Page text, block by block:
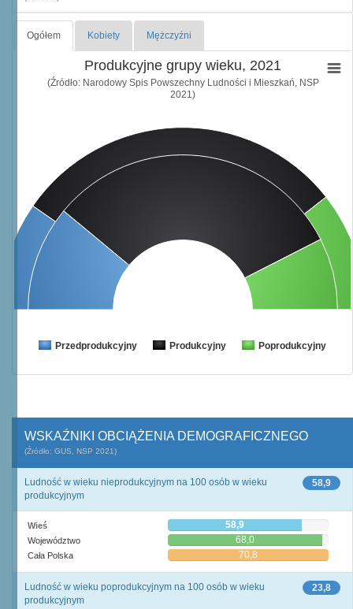
Ogółem Kobiety Mężczyźni
Produkcyjne grupy wieku, 2021
(Źródło: Narodowy Spis Powszechny Ludności i Mieszkań, NSP
2021)
Przedprodukcyjny Produkcyjny Poprodukcyjny
WSKAŹNIKI OBCIĄŻENIA DEMOGRAFICZNEGO
(Źródło: GUS, NSP 2021)
58,9
Ludność w wieku nieprodukcyjnym na 100 osób w wieku
produkcyjnym
Wieś 58,9
Województwo 68,0
Cała Polska 70,8
23,8
Ludność w wieku poprodukcyjnym na 100 osób w wieku
produkcyjnym